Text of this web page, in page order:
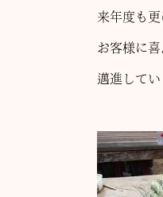
来年度も
お客様に
邁進してい